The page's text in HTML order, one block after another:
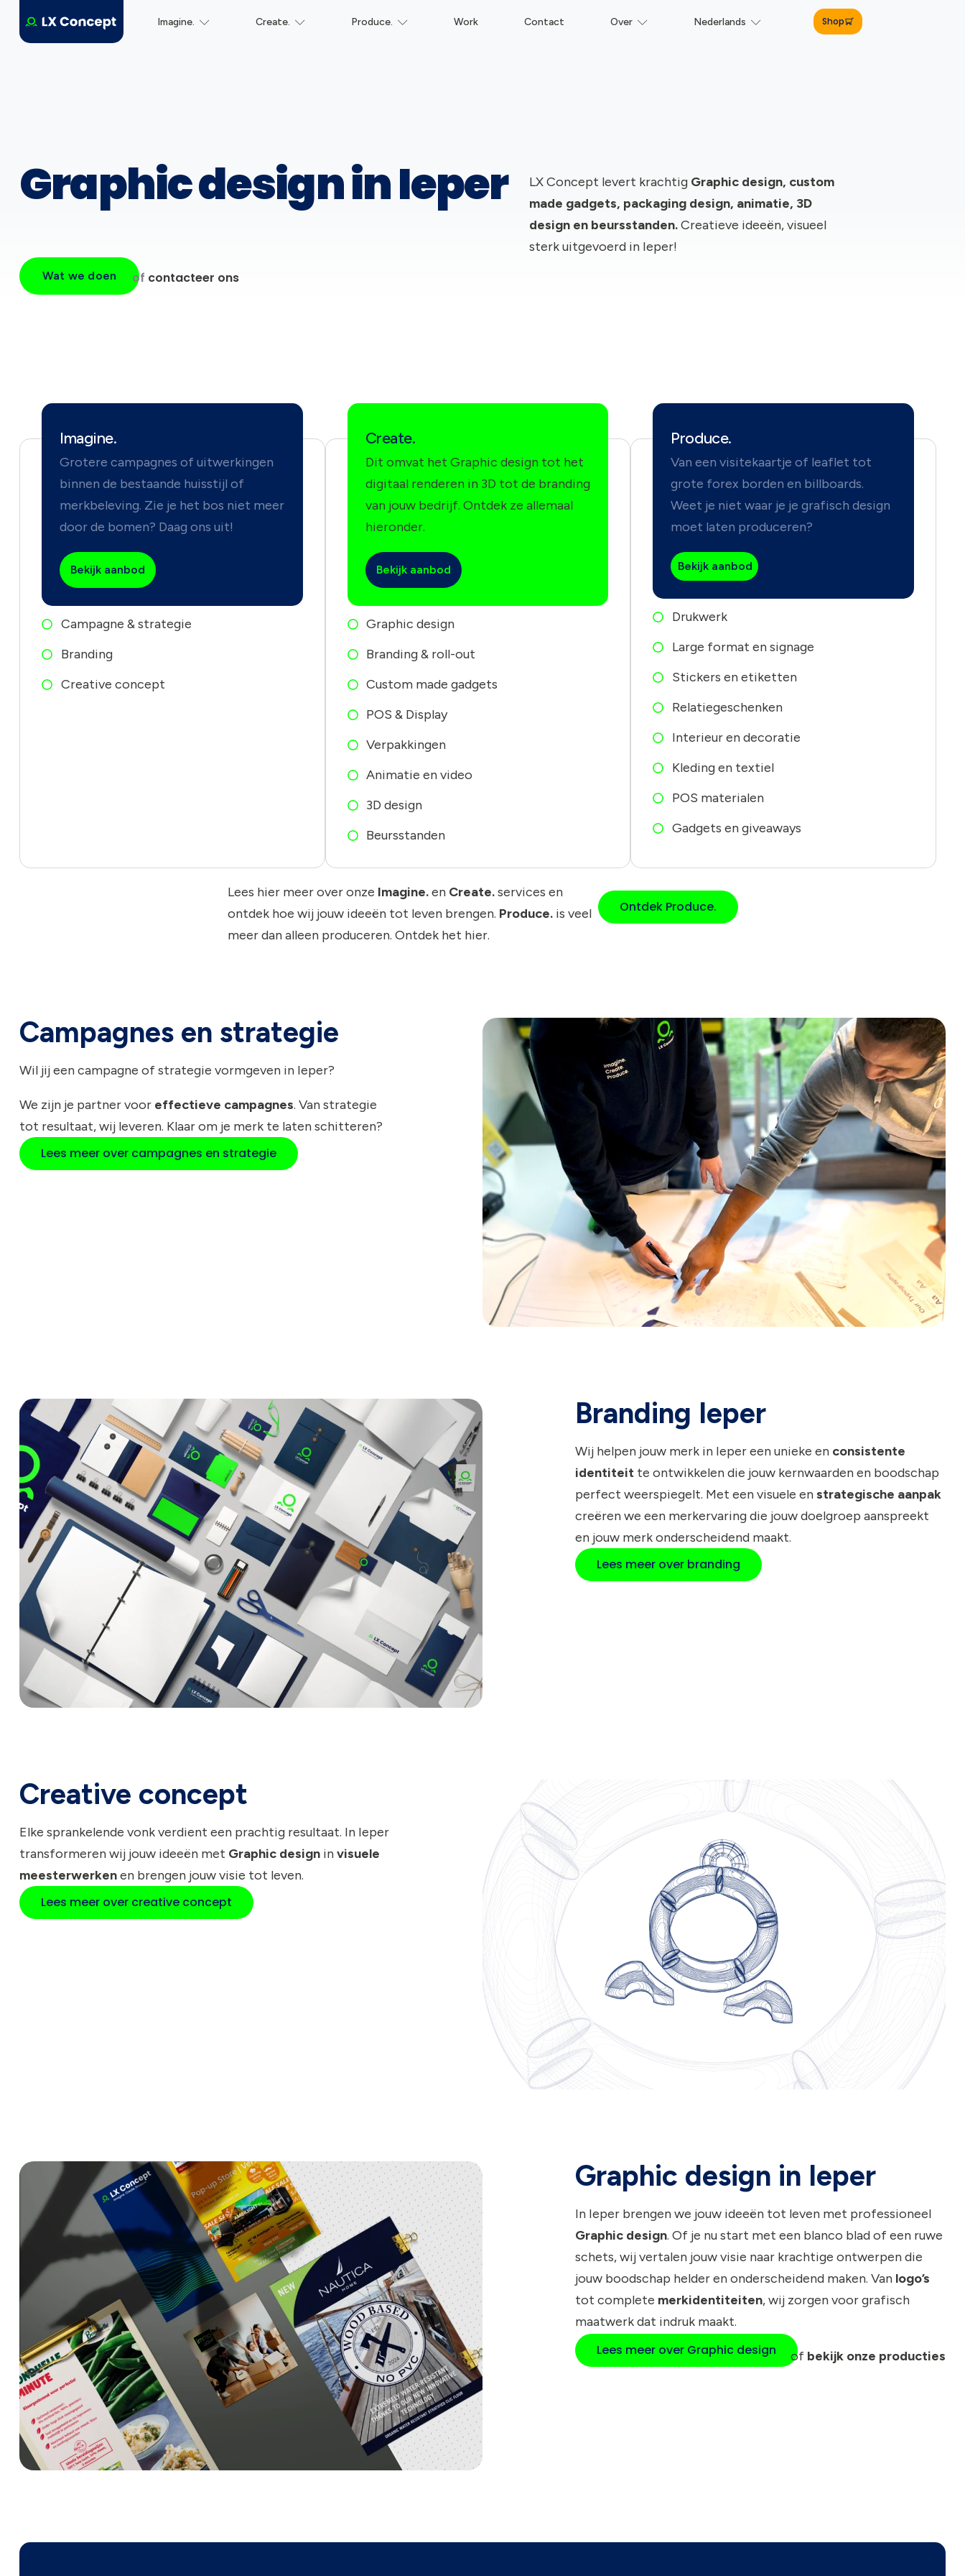
Shop
Imagine. Create. Produce. Work Contact Over Nederlands
Graphic design in Ieper LX Concept levert krachtig Graphic design, custom
made gadgets, packaging design, animatie, 3D
design en beursstanden.Creatieve ideeën, visueel
sterk uitgevoerd in Ieper!
Wat we doen of contacteer ons
Imagine.
Grotere campagnes of uitwerkingen
binnen de bestaande huisstijl of
merkbeleving. Zie je het bos niet meer
door de bomen? Daag ons uit!
Bekijk aanbod
Campagne & strategie
Branding
Creative concept
Create.
Dit omvat het Graphic design tot het
digitaal renderen in 3D tot de branding
van jouw bedrijf. Ontdek ze allemaal
hieronder.
Bekijk aanbod
Graphic design
Branding & roll-out
Custom made gadgets
POS & Display
Verpakkingen
Animatie en video
3D design
Beursstanden
Produce.
Van een visitekaartje of leaflet tot
grote forex borden en billboards.
Weet je niet waar je je grafisch design
moet laten produceren?
Bekijk aanbod
Drukwerk
Large format en signage
Stickers en etiketten
Relatiegeschenken
Interieur en decoratie
Kleding en textiel
POS materialen
Gadgets en giveaways
Lees hier meer over onze Imagine.en Create.services en
ontdek hoe wij jouw ideeën tot leven brengen. Produce.is veel
meer dan alleen produceren. Ontdek het hier.
Ontdek Produce.
Campagnes en strategie
Wil jij een campagne of strategie vormgeven in Ieper?
We zijn je partner voor effectieve campagnes. Van strategie
tot resultaat, wij leveren. Klaar om je merk te laten schitteren?
Lees meer over campagnes en strategie
Branding Ieper
Wij helpen jouw merk in Ieper een unieke en consistente
identiteit te ontwikkelen die jouw kernwaarden en boodschap
perfect weerspiegelt. Met een visuele enstrategische aanpak
creëren we een merkervaring die jouw doelgroep aanspreekt
en jouw merk onderscheidend maakt.
Lees meer over branding
Creative concept
Elke sprankelende vonk verdient een prachtig resultaat. In Ieper
transformeren wij jouw ideeën met Graphic design invisuele
meesterwerkenen brengen jouw visie tot leven.
Lees meer over creative concept
Graphic design in Ieper
In Ieper brengen we jouw ideeën tot leven met professioneel
Graphic design. Of je nu start met een blanco blad of een ruwe
schets, wij vertalen jouw visie naar krachtige ontwerpen die
jouw boodschap helder en onderscheidend maken. Van logo’s
tot complete merkidentiteiten, wij zorgen voor grafisch
maatwerk dat indruk maakt.
Lees meer over Graphic design of bekijk onze producties